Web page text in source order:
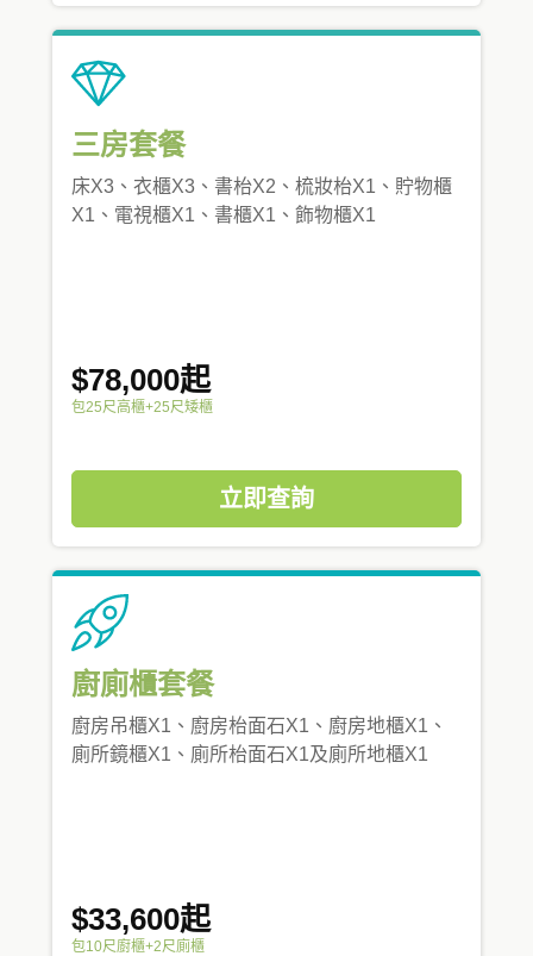
三房套餐
床X3、衣櫃X3、書枱X2、梳妝枱X1、貯物櫃
X1、電視櫃X1、書櫃X1、飾物櫃X1
$78,000起
包25尺高櫃+25尺矮櫃
立即查詢
廚廁櫃套餐
廚房吊櫃X1、廚房枱面石X1、廚房地櫃X1、
廁所鏡櫃X1、廁所枱面石X1及廁所地櫃X1
$33,600起
包10尺廚櫃+2尺廁櫃